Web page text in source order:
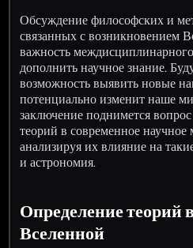
Обсуждение философских и
связанных с возникновением
важность
дополнить научное знание.
возможность выявить новые
потенциально изменит наше
заключение поднимется
теорий в современное научное
анализируя их влияние на
и астрономия.
Определение теорий
Вселенной